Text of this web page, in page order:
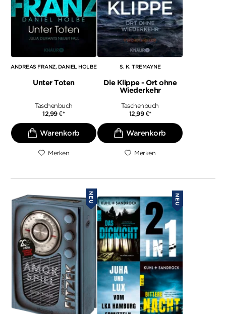
ANDREAS FRANZ DANIEL HOLBE
Unter Toten
Taschenbuch
12,99€*
Merken
S. K. TREMAYNE
Die Klippe - Ort ohne
Wiederkehr
Taschenbuch
12,99 €*
Merken
NEU NEU